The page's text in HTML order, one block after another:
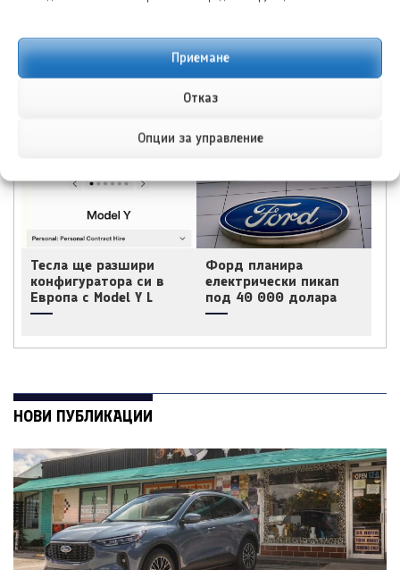
Приемане
Отказ
Опции за управление
Тойота Hilux: По-добра
Тесла ще разшири
конфигуратора си в
Европа с Model Y L
Форд планира
електрически пикап
под 40 000 долара
НОВИ ПУБЛИКАЦИИ